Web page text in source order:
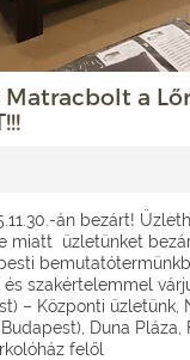
Matracbolt a
án bezárt!
miatt üzletünket
szakértelemmel
– Központi üzletünk,
Budapest), Duna Pláza,
felől